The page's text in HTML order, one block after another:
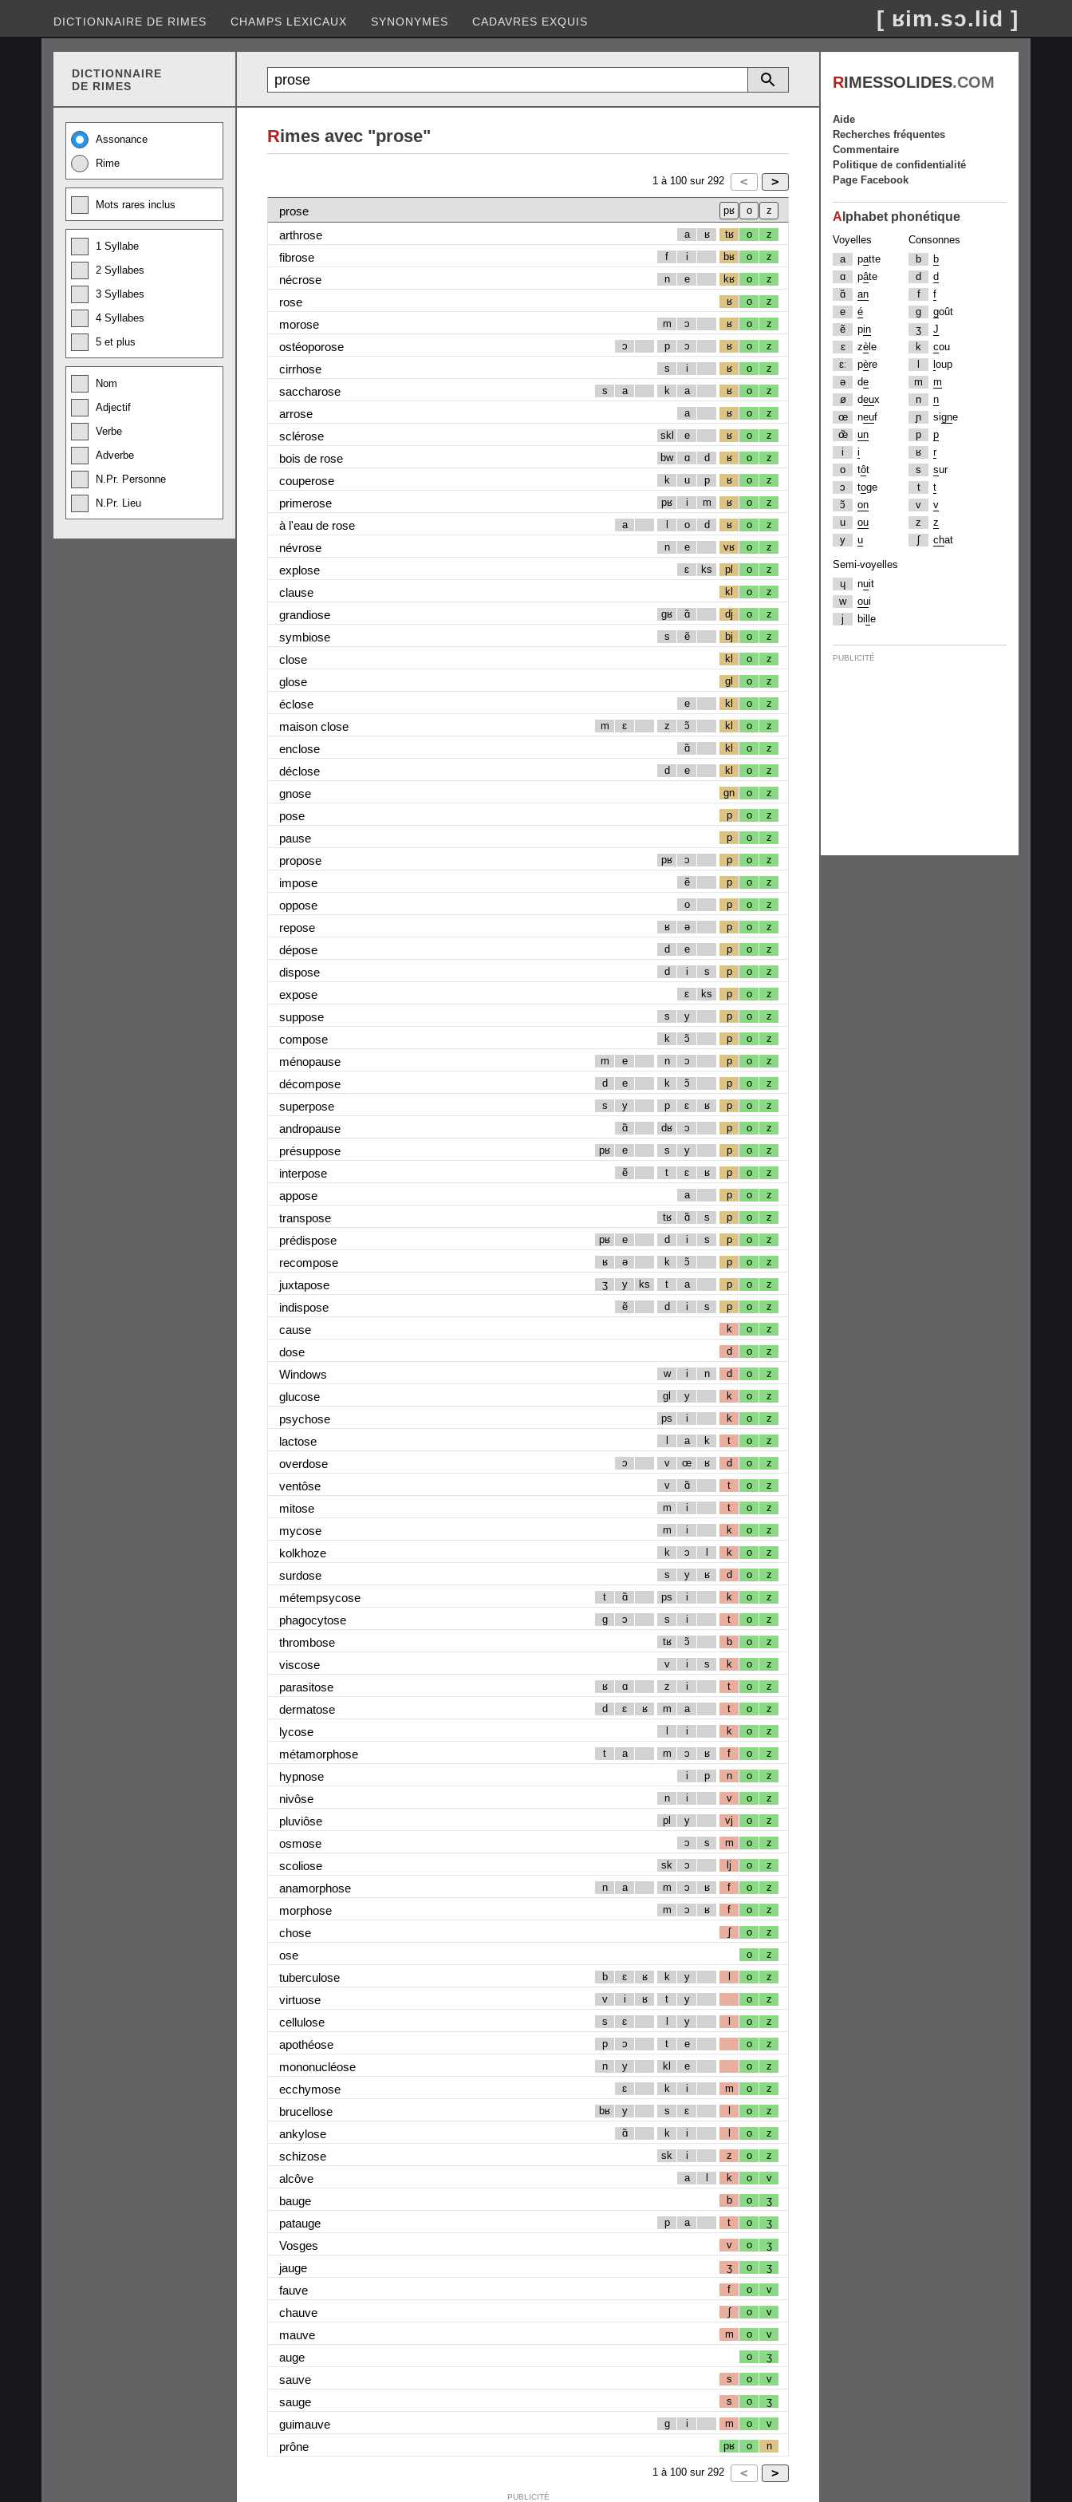
DICTIONNAIRE DE RIMES CHAMPS LEXICAUX SYNONYMES CADAVRES EXQUIS [ ʁim.sɔ.lid ]
DICTIONNAIRE
DE RIMES
Assonance
Rime
Mots rares inclus
1 Syllabe
2 Syllabes
3 Syllabes
4 Syllabes
5 et plus
Nom
Adjectif
Verbe
Adverbe
N.Pr. Personne
N.Pr. Lieu
Rimes avec "prose"
1 à 100 sur 292
prose
arthrose
a ʁ tʁ o z
fibrose f i bʁ o z
nécrose n e kʁ o z
rose ʁ o z
morose m ɔ ʁ o z
ostéoporose ɔ p ɔ ʁ o z
cirrhose s i ʁ o z
saccharose s a k a ʁ o z
arrose a ʁ o z
sclérose skl e ʁ o z
bois de rose bw ɑ d ʁ o z
couperose k u p ʁ o z
primerose pʁ i m ʁ o z
à l'eau de rose a l o d ʁ o z
névrose n e vʁ o z
explose ɛ ks pl o z
clause kl o z
grandiose gʁ ɑ̃ dj o z
symbiose s ẽ bj o z
close kl o z
glose gl o z
éclose e kl o z
maison close m ɛ z ɔ̃ kl o z
enclose ɑ̃ kl o z
déclose d e kl o z
gnose gn o z
pose p o z
pause p o z
propose pʁ ɔ p o z
impose ẽ p o z
oppose o p o z
repose ʁ ə p o z
dépose d e p o z
dispose d i s p o z
expose ɛ ks p o z
suppose s y p o z
compose k ɔ̃ p o z
ménopause m e n ɔ p o z
décompose d e k ɔ̃ p o z
superpose s y p ɛ ʁ p o z
andropause ɑ̃ dʁ ɔ p o z
présuppose pʁ e s y p o z
interpose ẽ t ɛ ʁ p o z
appose a p o z
transpose tʁ ɑ̃ s p o z
prédispose pʁ e d i s p o z
recompose ʁ ə k ɔ̃ p o z
juxtapose ʒ y ks t a p o z
indispose ẽ d i s p o z
cause k o z
dose d o z
Windows w i n d o z
glucose gl y k o z
psychose ps i k o z
lactose l a k t o z
overdose ɔ v œ ʁ d o z
ventôse v ɑ̃ t o z
mitose m i t o z
mycose m i k o z
kolkhoze k ɔ l k o z
surdose s y ʁ d o z
métempsycose t ɑ̃ ps i k o z
phagocytose g ɔ s i t o z
thrombose tʁ ɔ̃ b o z
viscose v i s k o z
parasitose ʁ ɑ z i t o z
dermatose d ɛ ʁ m a t o z
lycose l i k o z
métamorphose t a m ɔ ʁ f o z
hypnose i p n o z
nivôse n i v o z
pluviôse pl y vj o z
osmose ɔ s m o z
scoliose sk ɔ lj o z
anamorphose n a m ɔ ʁ f o z
morphose m ɔ ʁ f o z
chose ʃ o z
ose o z
tuberculose b ɛ ʁ k y l o z
virtuose v i ʁ t y o z
cellulose s ɛ l y l o z
apothéose p ɔ t e o z
mononucléose n y kl e o z
ecchymose ɛ k i m o z
brucellose bʁ y s ɛ l o z
ankylose ɑ̃ k i l o z
schizose sk i z o z
alcôve a l k o v
bauge b o ʒ
patauge p a t o ʒ
Vosges v o ʒ
jauge ʒ o ʒ
fauve f o v
chauve ʃ o v
mauve m o v
auge o ʒ
sauve s o v
sauge s o ʒ
guimauve g i m o v
prône pʁ o n
1 à 100 sur 292
PUBLICITÉ
RIMESSOLIDES.COM
Aide
Recherches fréquentes
Commentaire
Politique de confidentialité
Page Facebook
A lphabet phonétique
Voyelles
a
patte
ɑ
pâte
ɑ̃
an
e
é
ẽ
pin
ɛ
zè le
ɛː
père
ə
de
ø
deux
œ
neuf
œ̃
un
i
i
o
tôt
ɔ
toge
ɔ̃
on
u
ou
y
u
Consonnes
b
b
d
d
f
f
g
goût
ʒ
J
k
cou
oup
m
m
n
n
ɲ
signe
p
p
ʁ
r
s
sur
t
t
v
v
z
z
ʃ
chat
Semi-voyelles
ɥ
nuit
w
oui
j
bi e
PUBLICITÉ